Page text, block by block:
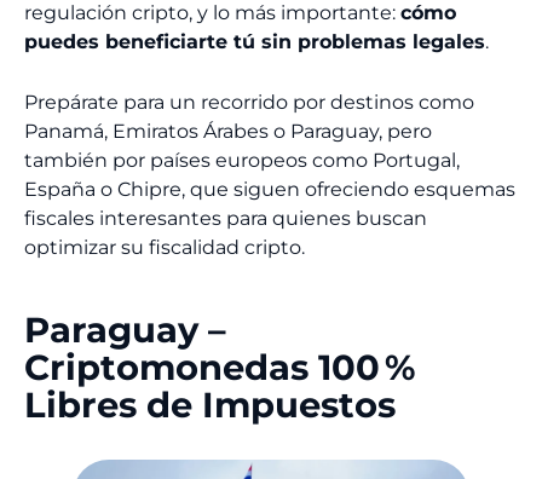
regulación cripto, y lo más importante: cómo
puedes beneficiarte tú sin problemas legales.
Prepárate para un recorrido por destinos como
Panamá, Emiratos Árabes o Paraguay, pero
también por países europeos como Portugal,
España o Chipre, que siguen ofreciendo esquemas
fiscales interesantes para quienes buscan
optimizar su fiscalidad cripto.
Paraguay –
Criptomonedas 100 %
Libres de Impuestos